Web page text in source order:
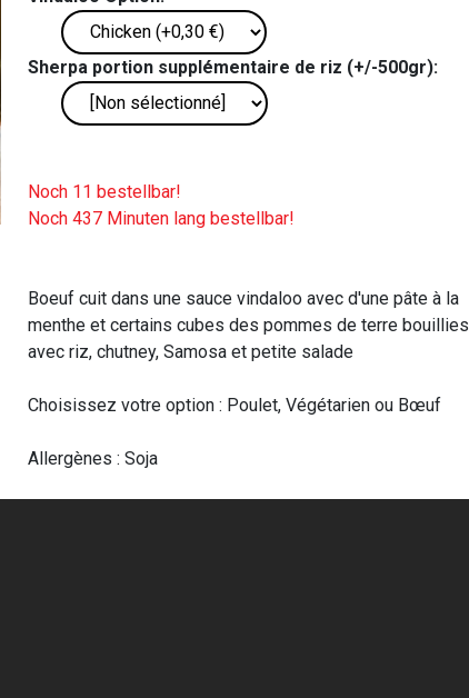
Sherpa portion supplémentaire de riz (+/-500gr):
Noch 11 bestellbar!
Noch 437 Minuten lang bestellbar!
Boeuf cuit dans une sauce vindaloo avec d'une pâte à la
menthe et certains cubes des pommes de terre bouillies
avec riz, chutney, Samosa et petite salade
Choisissez votre option : Poulet, Végétarien ou Bœuf
Allergènes : Soja